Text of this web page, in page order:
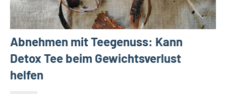
Abnehmen mit Teegenuss: Kann
Detox Tee beim Gewichtsverlust
helfen